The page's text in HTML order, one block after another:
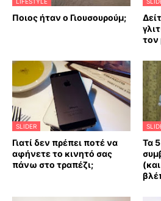
Ποιος ήταν ο Γιουσουρούμ;
τον
SLIDER
Γιατί δεν πρέπει ποτέ να
αφήνετε το κινητό σας
πάνω στο τραπέζι;
Τα